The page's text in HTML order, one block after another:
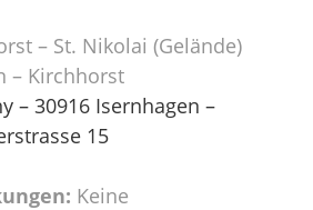
– St. Nikolai (Gelände)
– Kirchhorst
– 30916 Isernhagen –
15
Keine